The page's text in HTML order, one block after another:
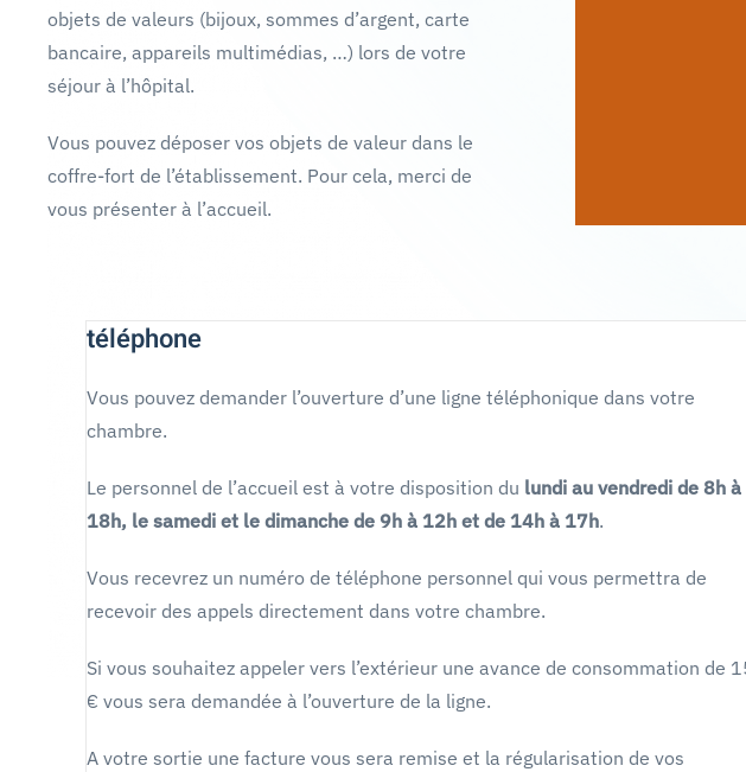
objets de valeurs (bijoux, sommes d’argent, carte
bancaire, appareils multimédias, …) lors de votre
séjour à l’hôpital.
Vous pouvez déposer vos objets de valeur dans le
coffre-fort de l’établissement. Pour cela, merci de
vous présenter à l’accueil.
téléphone
Vous pouvez demander l’ouverture d’une ligne téléphonique dans votre
chambre.
Le personnel de l’accueil est à votre disposition du lundi au vendredi de 8h à
18h, le samedi et le dimanche de 9h à 12h et de 14h à 17h.
Vous recevrez un numéro de téléphone personnel qui vous permettra de
recevoir des appels directement dans votre chambre.
Si vous souhaitez appeler vers l’extérieur une avance de consommation de
€ vous sera demandée à l’ouverture de la ligne.
A votre sortie une facture vous sera remise et la régularisation de vos